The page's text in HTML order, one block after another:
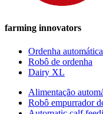
farming innovators
Ordenha automática
Robô de ordenha
Dairy XL
Alimentação
Robô empurrador